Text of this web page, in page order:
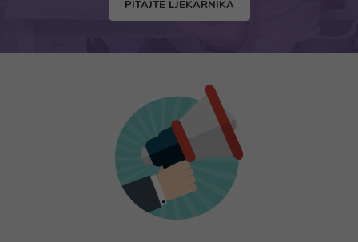
PITAJTE LJEKARNIKA